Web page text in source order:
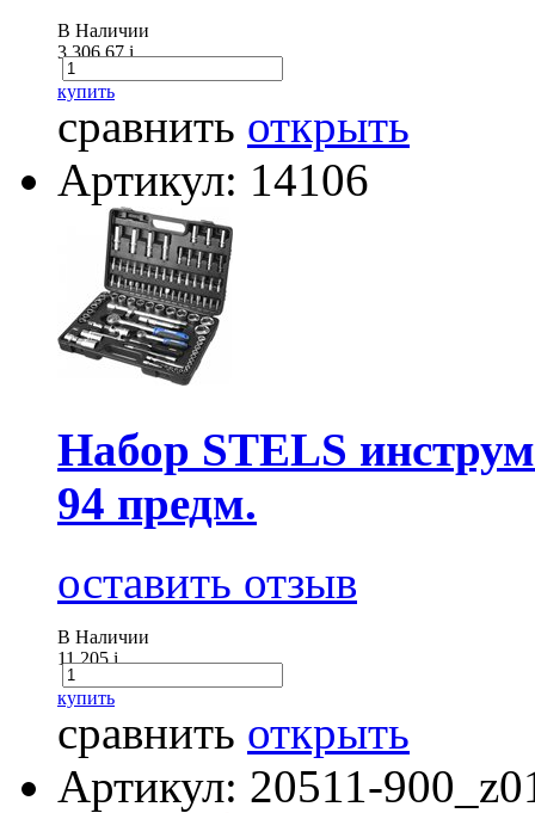
В Наличии
3 306.67i
купить
сравнить открыть
Артикул: 14106
Набор STELS
94 предм.
оставить отзыв
В Наличии
11 205i
купить
сравнить открыть
Артикул: 20511-